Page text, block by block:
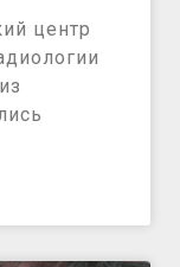
центр